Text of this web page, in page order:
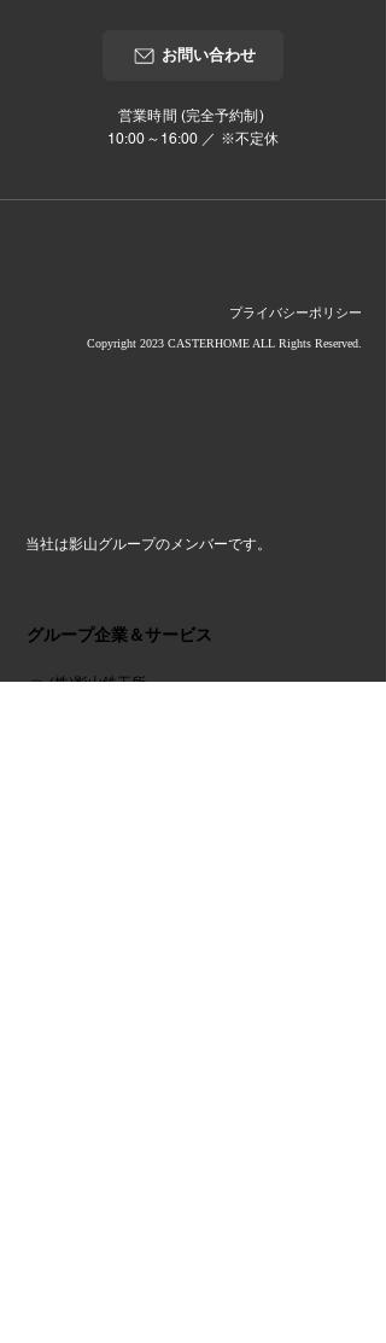
お問い合わせ
営業時間 (完全予約制)
10:00～16:00 ／ ※不定休
プライバシーポリシー
Copyright 2023 CASTERHOME ALL Rights Reserved.
当社は影山グループのメンバーです。
グループ企業＆サービス
≫ (株)影山鉄工所